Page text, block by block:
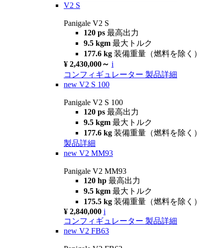
V2 S
Panigale V2 S
120 ps 最高出力
9.5 kgm 最大トルク
177.6 kg 装備重量（燃料を除く）
¥ 2,430,000～ i
コンフィギュレーター 製品詳細
new V2 S 100
Panigale V2 S 100
120 ps 最高出力
9.5 kgm 最大トルク
177.6 kg 装備重量（燃料を除く）
製品詳細
new V2 MM93
Panigale V2 MM93
120 hp 最高出力
9.5 kgm 最大トルク
175.5 kg 装備重量（燃料を除く）
¥ 2,840,000 i
コンフィギュレーター 製品詳細
new V2 FB63